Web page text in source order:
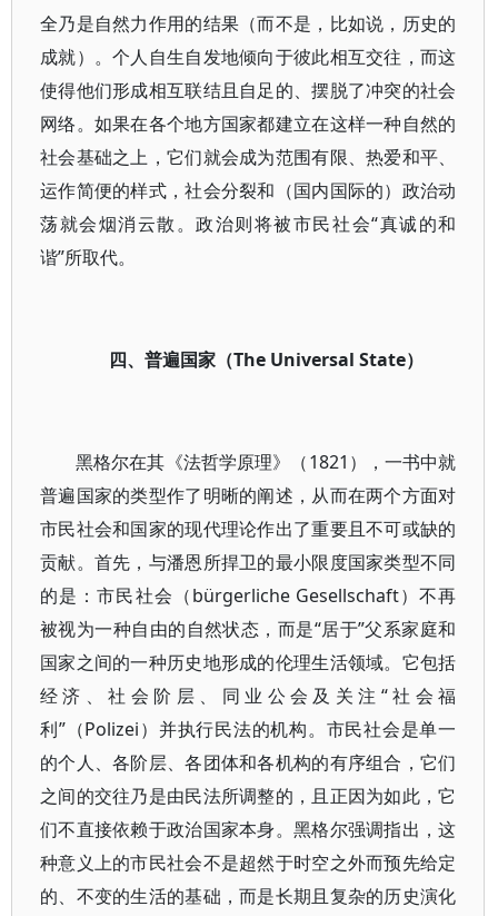
全乃是自然力作用的结果（而不是，比如说，历史的
成就）。个人自生自发地倾向于彼此相互交往，而这
使得他们形成相互联结且自足的、摆脱了冲突的社会
网络。如果在各个地方国家都建立在这样一种自然的
社会基础之上，它们就会成为范围有限、热爱和平、
运作简便的样式，社会分裂和（国内国际的）政治动
荡就会烟消云散。政治则将被市民社会“真诚的和
谐”所取代。
四、普遍国家（The Universal State）
黑格尔在其《法哲学原理》（1821），一书中就
普遍国家的类型作了明晰的阐述，从而在两个方面对
市民社会和国家的现代理论作出了重要且不可或缺的
贡献。首先，与潘恩所捍卫的最小限度国家类型不同
的是：市民社会（bürgerliche Gesellschaft）不再
被视为一种自由的自然状态，而是“居于”父系家庭和
国家之间的一种历史地形成的伦理生活领域。它包括
经济、社会阶层、同业公会及关注“社会福
利”（Polizei）并执行民法的机构。市民社会是单一
的个人、各阶层、各团体和各机构的有序组合，它们
之间的交往乃是由民法所调整的，且正因为如此，它
们不直接依赖于政治国家本身。黑格尔强调指出，这
种意义上的市民社会不是超然于时空之外而预先给定
的、不变的生活的基础，而是长期且复杂的历史演化